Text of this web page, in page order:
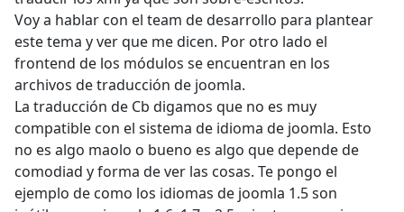
Voy a hablar con el team de desarrollo para plantear
este tema y ver que me dicen. Por otro lado el
frontend de los módulos se encuentran en los
archivos de traducción de joomla.
La traducción de Cb digamos que no es muy
compatible con el sistema de idioma de joomla. Esto
no es algo maolo o bueno es algo que depende de
comodiad y forma de ver las cosas. Te pongo el
ejemplo de como los idiomas de joomla 1.5 son